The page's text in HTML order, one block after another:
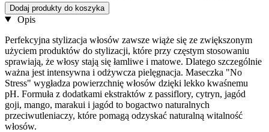
Dodaj produkty do koszyka
Opis
Perfekcyjna stylizacja włosów zawsze wiąże się ze zwiększonym
użyciem produktów do stylizacji, które przy częstym stosowaniu
sprawiają, że włosy stają się łamliwe i matowe. Dlatego szczególnie
ważna jest intensywna i odżywcza pielęgnacja. Maseczka "No
Stress" wygładza powierzchnię włosów dzięki lekko kwaśnemu
pH. Formuła z dodatkami ekstraktów z passiflory, cytryn, jagód
goji, mango, marakui i jagód to bogactwo naturalnych
przeciwutleniaczy, które pomagą odzyskać naturalną witalność
włosów.